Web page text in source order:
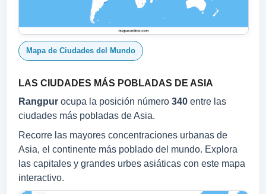
Mapa de Ciudades del Mundo
LAS CIUDADES MÁS POBLADAS DE ASIA
Rangpur ocupa la posición número 340 entre las
ciudades más pobladas de Asia.
Recorre las mayores concentraciones urbanas de
Asia, el continente más poblado del mundo. Explora
las capitales y grandes urbes asiáticas con este mapa
interactivo.